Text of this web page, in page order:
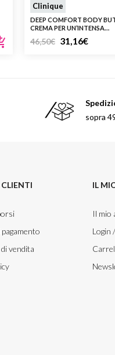
Clinique
DEEP COMFORT BODY
CREMA PER UN’INTENSA
IDRATAZIONE IN
46,50€ 31,16€
sopra
vendita
IL
Il mio
Login